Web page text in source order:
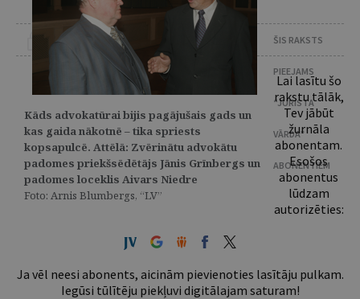
Kāds advokatūrai bijis pagājušais gads un
kas gaida nākotnē – tika spriests
kopsapulcē. Attēlā: Zvērinātu advokātu
padomes priekšsēdētājs Jānis Grīnbergs un
padomes loceklis Aivars Niedre
Foto: Arnis Blumbergs, “LV”
ŠIS RAKSTS
PIEEJAMS
“JURISTA
VĀRDA”
ABONENTIEM
Lai lasītu šo
rakstu tālāk,
Tev jābūt
žurnāla
abonentam.
Esošos
abonentus
lūdzam
autorizēties:
Ja vēl neesi abonents, aicinām pievienoties lasītāju pulkam.
Iegūsi tūlītēju piekļuvi digitālajam saturam!